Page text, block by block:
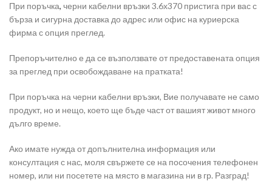
При поръчка, черни кабелни връзки 3.6х370 пристига при вас с
бърза и сигурна доставка до адрес или офис на куриерска
фирма с опция преглед.
Препоръчително е да се възползвате от предоставената опция
за преглед при освобождаване на пратката!
При поръчка на черни кабелни връзки, Вие получавате не само
продукт, но и нещо, което ще бъде част от вашият живот много
дълго време.
Ако имате нужда от допълнителна информация или
консултация с нас, моля свържете се на посочения телефонен
номер, или ни посетете на място в магазина ни в гр. Разград!